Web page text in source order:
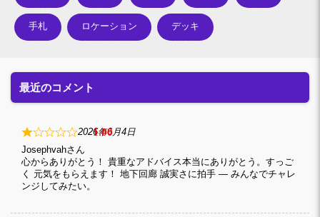
手札 ロケーション デッキ
最近のコメント
1
2026年6月4日
心からありがとう！ 貴重なアドバイス本当にありがとう。すっご
く 元気をもらえます！ 地下回廊 誠実さに拍手 — みんなでチャレ
ンジしてみたい。
Josephvah